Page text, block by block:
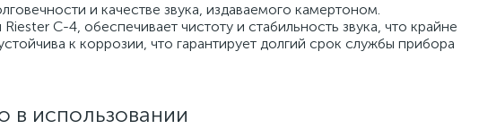
и качестве звука, издаваемого камертоном.
С-4, обеспечивает чистоту и стабильность звука, что крайне
к коррозии, что гарантирует долгий срок службы прибора
в использовании